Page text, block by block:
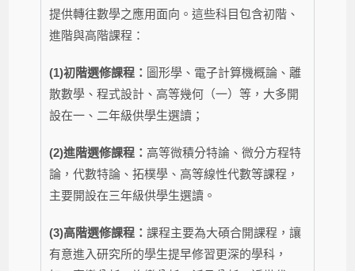
提供轉往數學之應用面向。這些科目包含初階、
進階與高階課程：
(1)初階選修課程： 圖形學、電子計算機概論、離
散數學、程式設計、高等幾何（一）等，大多開
設在一、二年級供學生選讀；
(2)進階選修課程： 高等微積分特論、微分方程特
論，代數特論、拓樸學、高等線性代數等課程，
主要開設在三年級供學生選讀。
(3)高階選修課程：課程主要為大碩合開課程，讓
有意進入研究所的學生提早修習更深的學科，